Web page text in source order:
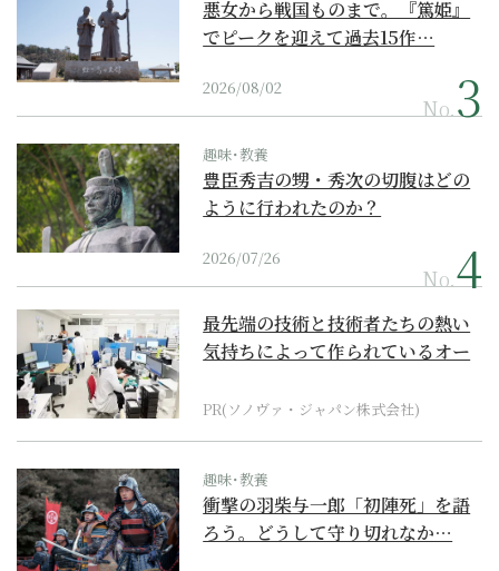
悪女から戦国ものまで。『篤姫』
でピークを迎えて過去15作…
2026/08/02
No.
趣味･教養
豊臣秀吉の甥・秀次の切腹はどの
ように行われたのか？
2026/07/26
No.
最先端の技術と技術者たちの熱い
気持ちによって作られているオー
PR(ソノヴァ・ジャパン株式会社)
趣味･教養
衝撃の羽柴与一郎「初陣死」を語
ろう。どうして守り切れなか…